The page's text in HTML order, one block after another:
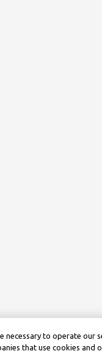
necessary to operate our
that use cookies and